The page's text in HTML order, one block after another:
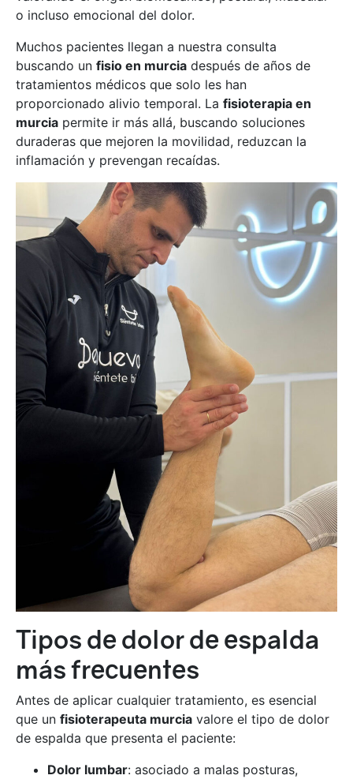
o incluso emocional del dolor.
Muchos pacientes llegan a nuestra consulta
buscando un fisio en murcia después de años de
tratamientos médicos que solo les han
proporcionado alivio temporal. La fisioterapia en
murcia permite ir más allá, buscando soluciones
duraderas que mejoren la movilidad, reduzcan la
inflamación y prevengan recaídas.
Tipos de dolor de espalda
más frecuentes
Antes de aplicar cualquier tratamiento, es esencial
que un fisioterapeuta murcia valore el tipo de dolor
de espalda que presenta el paciente:
Dolor lumbar: asociado a malas posturas,